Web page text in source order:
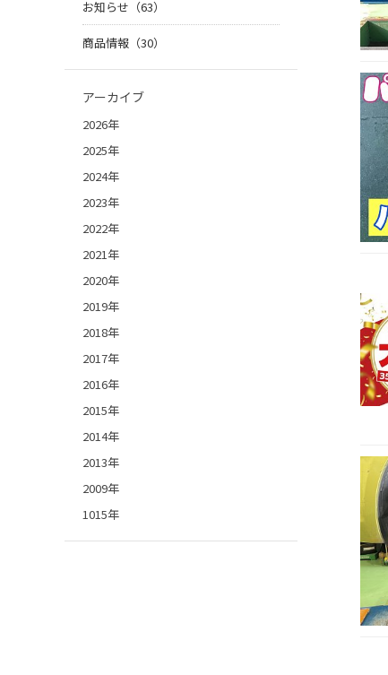
お知らせ（63）
商品情報（30）
アーカイブ
2026年
2025年
2024年
2023年
2022年
2021年
2020年
2019年
2018年
2017年
2016年
2015年
2014年
2013年
2009年
1015年